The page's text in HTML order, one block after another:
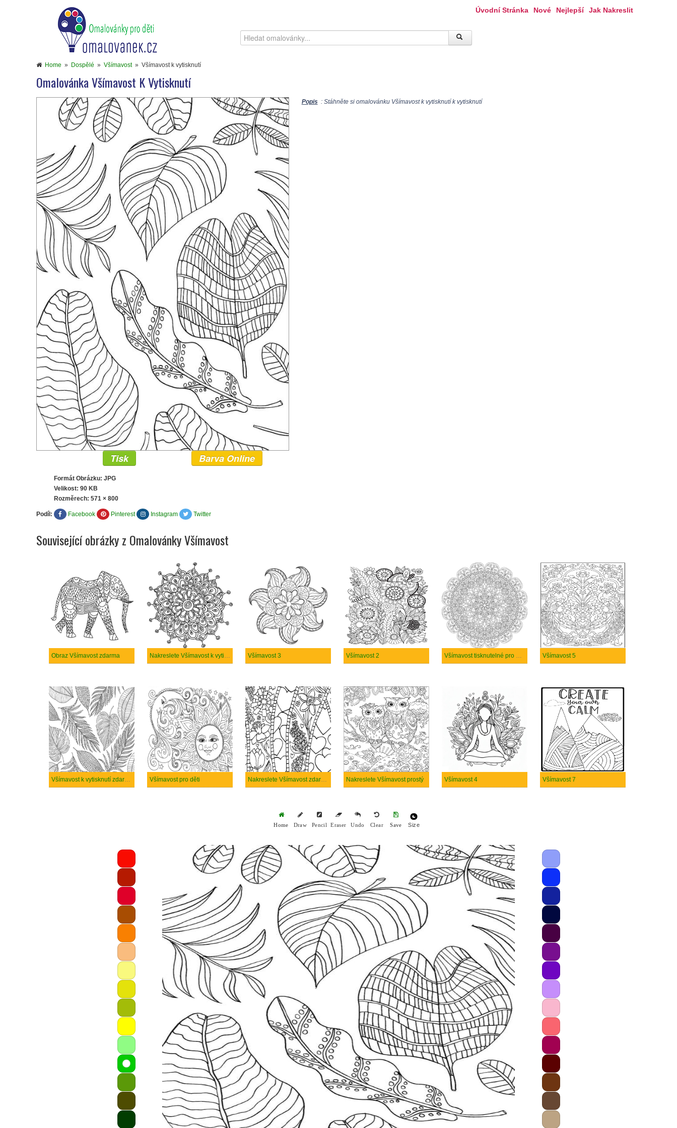
Úvodní Stránka Nové Nejlepší Jak Nakreslit
Home » Dospělé » Všímavost» Všímavost k vytisknutí
Omalovánka Všímavost K Vytisknutí
Popis : Stáhněte si omalovánku Všímavost k vytisknutí k vytisknutí
Tisk Barva Online
Formát Obrázku: JPG
Velikost: 90 KB
Rozměrech: 571 × 800
Podíl: Facebook Pinterest Instagram Twitter
Související obrázky z Omalovánky Všímavost
Obraz Všímavost zdarma Nakreslete Všímavost k vytisknutí zdarma Všímavost 3 Všímavost 2 Všímavost tisknutelné pro děti Všímavost 5
Všímavost k vytisknutí zdarma Všímavost pro děti Nakreslete Všímavost zdarma Nakreslete Všímavost prostý Všímavost 4 Všímavost 7
Home Draw Pencil Eraser Undo Clear Save Size